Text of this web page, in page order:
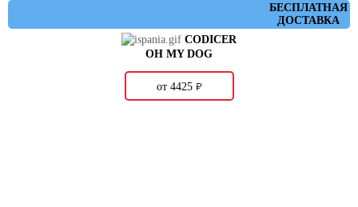
БЕСПЛАТНАЯ
ДОСТАВКА
CODICER
OH MY DOG
от 4425 о